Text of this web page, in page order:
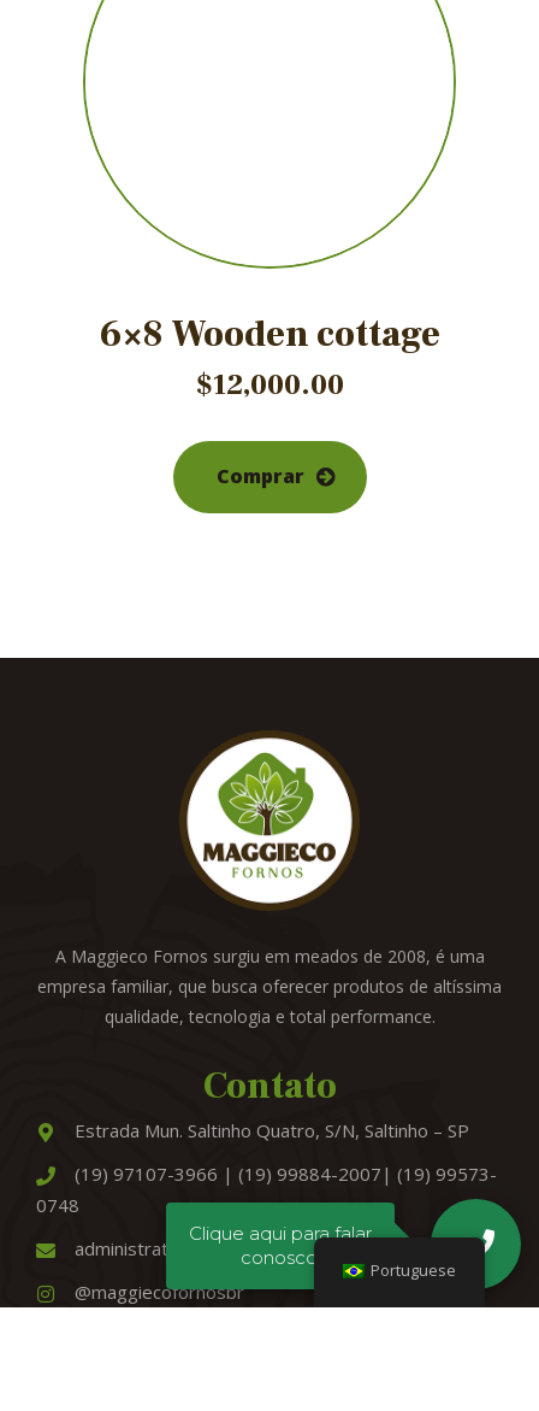
Clique aqui para falar
conosco!
6×8 Wooden cottage
$12,000.00
Comprar
A Maggieco Fornos surgiu em meados de 2008, é uma
empresa familiar, que busca oferecer produtos de altíssima
qualidade, tecnologia e total performance.
Contato
Estrada Mun. Saltinho Quatro, S/N, Saltinho – SP
(19) 97107-3966 | (19) 99884-2007| (19) 99573-
0748
administrativo@maggiecofornos.com.br
@maggiecofornosbr
Portuguese